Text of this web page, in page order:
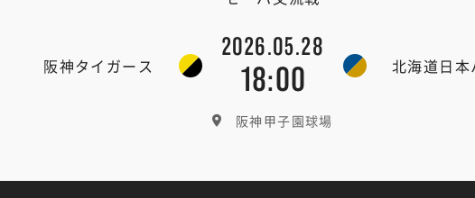
阪神タイガース
2026.05.28
18:00 北海道日
阪神甲子園球場